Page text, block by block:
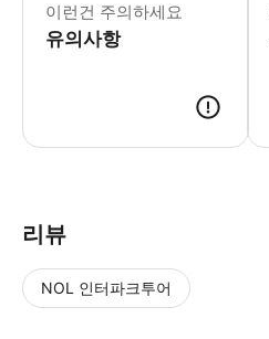
이런건 주의하세요
유의사항
리뷰
NOL 인터파크투어